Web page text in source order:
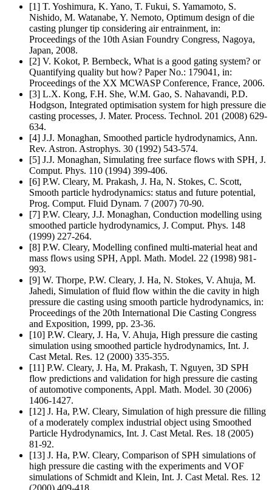
[1] T. Yoshimura, K. Yano, T. Fukui, S. Yamamoto, S.
Nishido, M. Watanabe, Y. Nemoto, Optimum design of die
casting plunger tip considering air entrainment, in:
Proceedings of the 10th Asian Foundry Congress, Nagoya,
Japan, 2008.
[2] V. Kokot, P. Bernbeck, What is a good gating system? or
Quantifying quality but how? Paper No.: 179041, in:
Proceedings of the XX MCWASP Conference, France, 2006.
[3] L.X. Kong, F.H. She, W.M. Gao, S. Nahavandi, P.D.
Hodgson, Integrated optimisation system for high pressure die
casting processes, J. Mater. Process. Technol. 201 (2008) 629-
634.
[4] J.J. Monaghan, Smoothed particle hydrodynamics, Ann.
Rev. Astron. Astrophys. 30 (1992) 543-574.
[5] J.J. Monaghan, Simulating free surface flows with SPH, J.
Comput. Phys. 110 (1994) 399-406.
[6] P.W. Cleary, M. Prakash, J. Ha, N. Stokes, C. Scott,
Smooth particle hydrodynamics: status and future potential,
Prog. Comput. Fluid Dynam. 7 (2007) 70-90.
[7] P.W. Cleary, J.J. Monaghan, Conduction modelling using
smoothed particle hydrodynamics, J. Comput. Phys. 148
(1999) 227-264.
[8] P.W. Cleary, Modelling confined multi-material heat and
mass flows using SPH, Appl. Math. Model. 22 (1998) 981-
993.
[9] W. Thorpe, P.W. Cleary, J. Ha, N. Stokes, V. Ahuja, M.
Jahedi, Simulation of fluid flow within the die cavity in high
pressure die casting using smooth particle hydrodynamics, in:
Proceedings of the 20th International Die Casting Congress
and Exposition, 1999, pp. 23-36.
[10] P.W. Cleary, J. Ha, V. Ahuja, High pressure die casting
simulation using smoothed particle hydrodynamics, Int. J.
Cast Metal. Res. 12 (2000) 335-355.
[11] P.W. Cleary, J. Ha, M. Prakash, T. Nguyen, 3D SPH
flow predictions and validation for high pressure die casting
of automotive components, Appl. Math. Model. 30 (2006)
1406-1427.
[12] J. Ha, P.W. Cleary, Simulation of high pressure die filling
of a moderately complex industrial object using Smoothed
Particle Hydrodynamics, Int. J. Cast Metal. Res. 18 (2005)
81-92.
[13] J. Ha, P.W. Cleary, Comparison of SPH simulations of
high pressure die casting with the experiments and VOF
simulations of Schmidt and Klein, Int. J. Cast Metal. Res. 12
(2000) 409-418.